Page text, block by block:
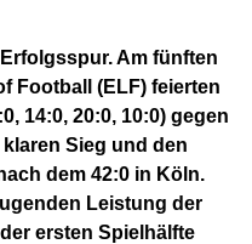
Am fünften
Football (ELF) feierten
14:0, 20:0, 10:0) gegen
Sieg und den
dem 42:0 in Köln.
Leistung der
ersten Spielhälfte